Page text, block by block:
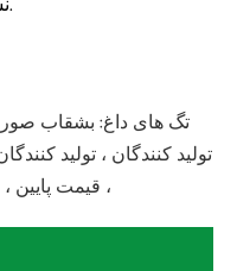
تگ های داغ: بشقاب
تولید کنندگان ، تولید
، قیمت پایین